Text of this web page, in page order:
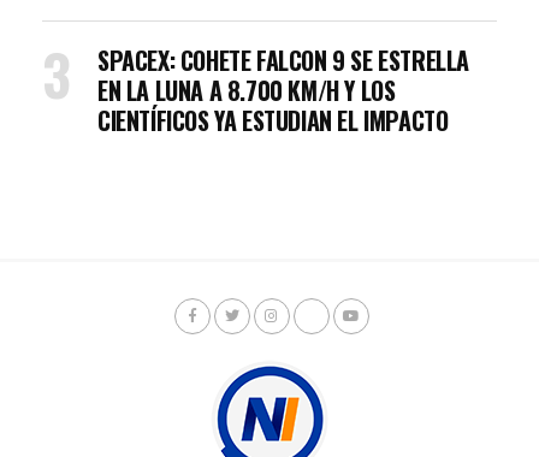
SPACEX: COHETE FALCON 9 SE ESTRELLA
EN LA LUNA A 8.700 KM/H Y LOS
CIENTÍFICOS YA ESTUDIAN EL IMPACTO